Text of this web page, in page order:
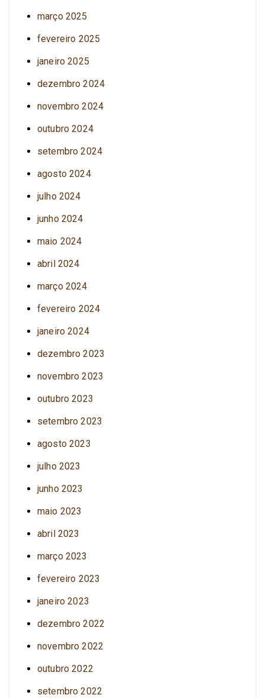
março 2025
fevereiro 2025
janeiro 2025
dezembro 2024
novembro 2024
outubro 2024
setembro 2024
agosto 2024
julho 2024
junho 2024
maio 2024
abril 2024
março 2024
fevereiro 2024
janeiro 2024
dezembro 2023
novembro 2023
outubro 2023
setembro 2023
agosto 2023
julho 2023
junho 2023
maio 2023
abril 2023
março 2023
fevereiro 2023
janeiro 2023
dezembro 2022
novembro 2022
outubro 2022
setembro 2022